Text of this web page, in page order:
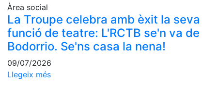
Penyes del
Club
Wellness
Center
Servei de
Àrea social
La Troupe celebra amb èxit la seva
funció de teatre: L'RCTB se'n va de
Bodorrio. Se'ns casa la nena!
09/07/2026
Llegeix més